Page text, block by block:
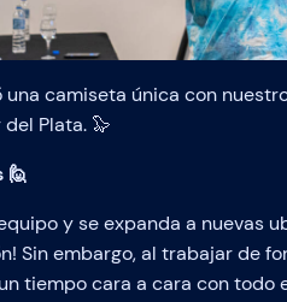
camiseta única con
Plata. 🦭
🙋
y se expanda a nuevas
Sin embargo, al trabajar de
tiempo cara a cara con todo